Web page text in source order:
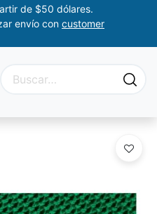
de $50 dólares.
envío con customer